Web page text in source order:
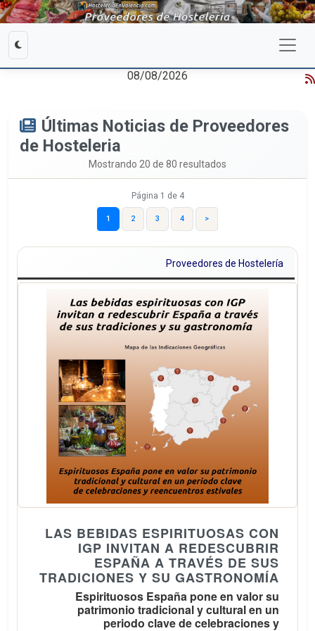
08/08/2026
Últimas Noticias de Proveedores
de Hosteleria
Mostrando 20 de 80 resultados
Página 1 de 4
1 2 3 4 >
Proveedores de Hostelería
LAS BEBIDAS ESPIRITUOSAS CON
IGP INVITAN A REDESCUBRIR
ESPAÑA A TRAVÉS DE SUS
TRADICIONES Y SU GASTRONOMÍA
Espirituosos España pone en valor su
patrimonio tradicional y cultural en un
periodo clave de celebraciones y